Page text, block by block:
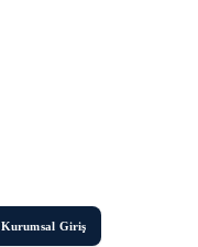
Kurumsal Giriş